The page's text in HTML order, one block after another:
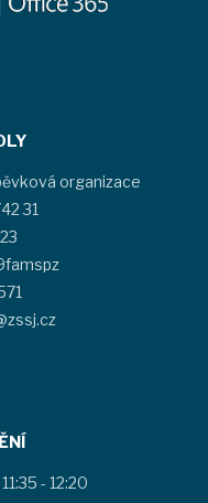
organizace
31
11:35 - 12:20